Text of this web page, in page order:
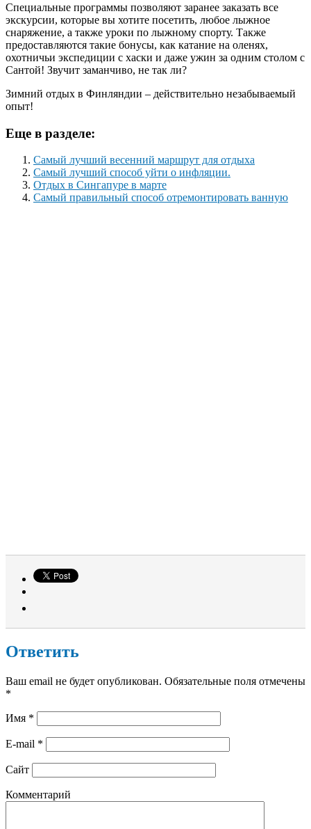
Специальные программы позволяют заранее заказать все
экскурсии, которые вы хотите посетить, любое лыжное
снаряжение, а также уроки по лыжному спорту. Также
предоставляются такие бонусы, как катание на оленях,
охотничьи экспедиции с хаски и даже ужин за одним столом с
Сантой! Звучит заманчиво, не так ли?
Зимний отдых в Финляндии – действительно незабываемый
опыт!
Еще в разделе:
Самый лучший весенний маршрут для отдыха
Самый лучший способ уйти о инфляции.
Отдых в Сингапуре в марте
Самый правильный способ отремонтировать ванную
Ответить
Ваш email не будет опубликован. Обязательные поля отмечены
*
Имя *
E-mail *
Сайт
Комментарий